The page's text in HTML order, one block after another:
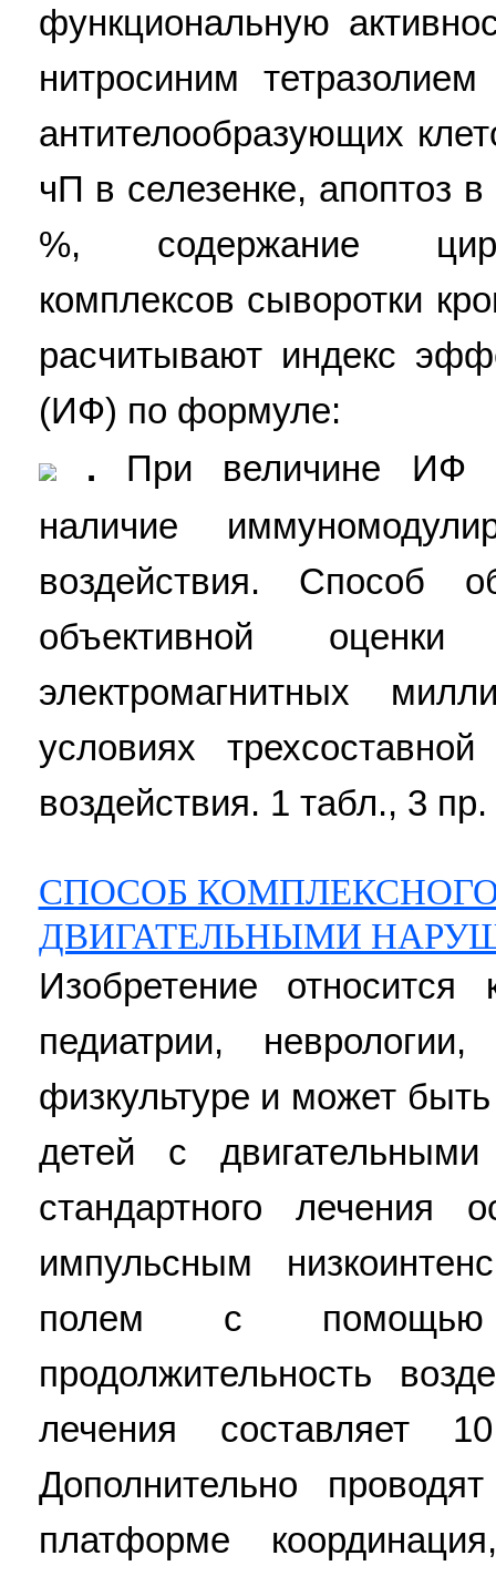
функциональную
нитросиним
антителообразующих
чП в селезенке, апоптоз
%, содержание
комплексов сыворотки
расчитывают индекс
(ИФ) по формуле:
. При величине ИФ
наличие
воздействия. Способ
объективной
электромагнитных
условиях
воздействия. 1 табл., 3 пр.
СПОСОБ
ДВИГАТЕЛЬНЫМИ
Изобретение
педиатрии,
физкультуре и может
детей с
стандартного лечения
импульсным
полем с помощью
продолжительность
лечения составляет
Дополнительно
платформе